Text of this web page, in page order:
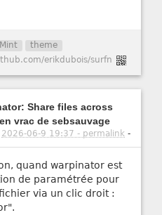
theme
erikdubois/surfn
Share files across
vrac de sebsauvage
2026-06-9 19:37 - permalink -
quand warpinator est
de paramétrée pour
via un clic droit :